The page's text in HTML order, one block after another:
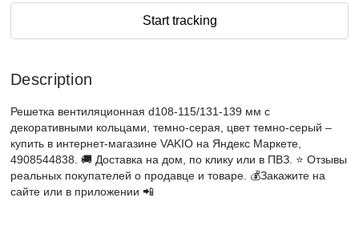
Start tracking
Description
Решетка вентиляционная d108-115/131-139 мм с
декоративными кольцами, темно-серая, цвет темно-серый –
купить в интернет-магазине VAKIO на Яндекс Маркете,
4908544838. 🚚 Доставка на дом, по клику или в ПВЗ. ⭐️ Отзывы
реальных покупателей о продавце и товаре. 💰Закажите на
сайте или в приложении 📲